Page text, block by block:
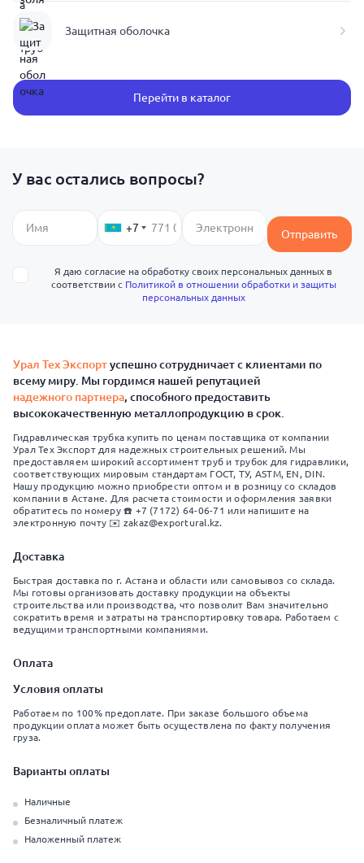
Защитная оболочка
Перейти в каталог
У вас остались вопросы?
+7 Отправить
Я даю согласие на обработку своих персональных данных в
соответствии с Политикой в отношении обработки и защиты
персональных данных
Урал Тех Экспортуспешно сотрудничает с клиентами по
всему миру. Мы гордимся нашей репутацией
надежного партнера, способного предоставить
высококачественную металлопродукцию в срок.
Гидравлическая трубка купить по ценам поставщика от компании
Урал Тех Экспорт для надежных строительных решений. Мы
предоставляем широкий ассортимент труб и трубок для гидравлики,
соответствующих мировым стандартам ГОСТ, ТУ, ASTM, EN, DIN.
Нашу продукцию можно приобрести оптом и в розницу со складов
компании в Астане. Для расчета стоимости и оформления заявки
обратитесь по номеру ☎️ +7 (7172) 64-06-71 или напишите на
электронную почту ✉️ zakaz@exportural.kz.
Доставка
Быстрая доставка по г. Астана и области или самовывоз со склада.
Мы готовы организовать доставку продукции на объекты
строительства или производства, что позволит Вам значительно
сократить время и затраты на транспортировку товара. Работаем с
ведущими транспортными компаниями.
Оплата
Условия оплаты
Работаем по 100% предоплате. При заказе большого объема
продукции оплата может быть осуществлена по факту получения
груза.
Варианты оплаты
Наличные
Безналичный платеж
Наложенный платеж